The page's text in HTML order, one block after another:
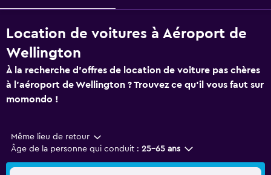
Location de voitures à Aéroport de
Wellington
À la recherche d'offres de location de voiture pas chères
à l'aéroport de Wellington ? Trouvez ce qu'il vous faut sur
momondo !
Même lieu de retour
Âge de la personne qui conduit : 25-65 ans